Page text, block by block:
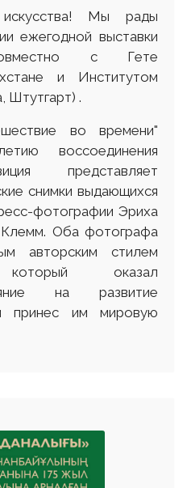
Мы рады
ежегодной выставки
с Гете
и Институтом
Штутгарт) .
во времени"
воссоединения
представляет
снимки выдающихся
фотографии Эриха
Оба фотографа
авторским стилем
который оказал
на развитие
принес им мировую